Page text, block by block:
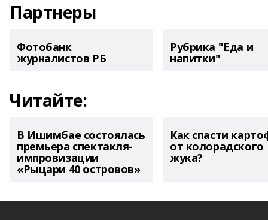
Партнеры
Фотобанк
журналистов РБ
Рубрика "Еда и
напитки"
Читайте:
В Ишимбае состоялась
премьера спектакля-
импровизации
«Рыцари 40 островов»
Как спасти
от колорадского
жука?